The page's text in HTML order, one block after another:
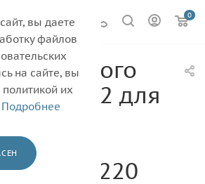
0
5728-02 для
180/210/220
вы даете
файлов
на сайте, вы
их
Подробнее